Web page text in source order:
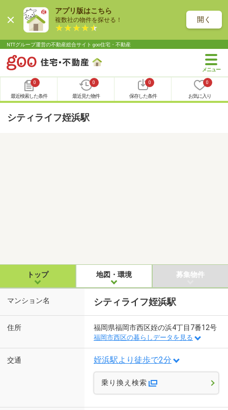
アプリ版はこちら
複数社の物件を探せる！ 開く
NTTグループ運営の不動産総合サイト goo住宅・不動産
0
最近検索した条件
0
最近見た物件
0
保存した条件
0
お気に入り
シティライフ姪浜駅
トップ 地図・環境 募集物件
マンション名 シティライフ姪浜駅
住所 福岡県福岡市西区姪の浜4丁目7番12号
福岡市西区の暮らしデータを見る
交通 姪浜駅より徒歩で2分
乗り換え検索